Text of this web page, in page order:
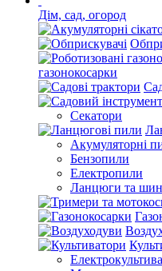
Дім, сад, огород
газонокосарки
Секатори
Акумуляторні
Бензопили
Електропили
Ланцюги та